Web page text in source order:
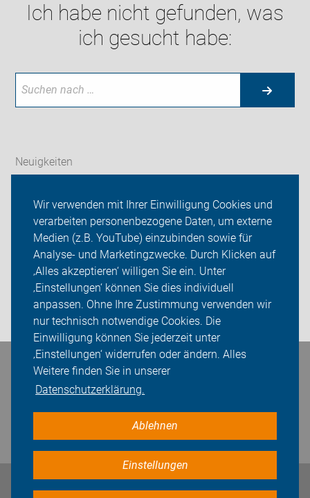
Wir verwenden mit Ihrer Einwilligung Cookies und
verarbeiten personenbezogene Daten, um externe
Medien (z.B. YouTube) einzubinden sowie für
Analyse- und Marketingzwecke. Durch Klicken auf
‚Alles akzeptieren‘ willigen Sie ein. Unter
‚Einstellungen‘ können Sie dies individuell
anpassen. Ohne Ihre Zustimmung verwenden wir
nur technisch notwendige Cookies. Die
Einwilligung können Sie jederzeit unter
‚Einstellungen‘ widerrufen oder ändern. Alles
Weitere finden Sie in unserer
Datenschutzerklärung.
Ablehnen
Einstellungen
Ich habe nicht gefunden, was
ich gesucht habe:
Neuigkeiten
Radtouren und Termine
Sei dabei
Presse
Login
Bleiben Sie in Kontakt